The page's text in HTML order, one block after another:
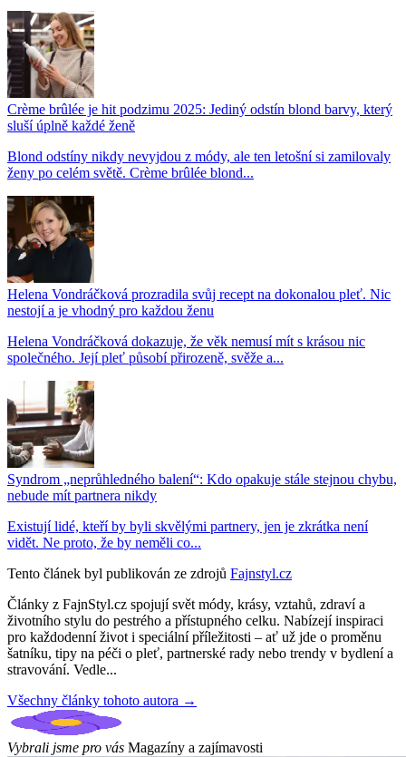
Crème brûlée je hit podzimu 2025: Jediný odstín blond barvy, který
sluší úplně každé ženě
Blond odstíny nikdy nevyjdou z módy, ale ten letošní si zamilovaly
ženy po celém světě. Crème brûlée blond...
Helena Vondráčková prozradila svůj recept na dokonalou pleť. Nic
nestojí a je vhodný pro každou ženu
Helena Vondráčková dokazuje, že věk nemusí mít s krásou nic
společného. Její pleť působí přirozeně, svěže a...
Syndrom „neprůhledného balení“: Kdo opakuje stále stejnou chybu,
nebude mít partnera nikdy
Existují lidé, kteří by byli skvělými partnery, jen je zkrátka není
vidět. Ne proto, že by neměli co...
Tento článek byl publikován ze zdrojů Fajnstyl.cz
Články z FajnStyl.cz spojují svět módy, krásy, vztahů, zdraví a
životního stylu do pestrého a přístupného celku. Nabízejí inspiraci
pro každodenní život i speciální příležitosti – ať už jde o proměnu
šatníku, tipy na péči o pleť, partnerské rady nebo trendy v bydlení a
stravování. Vedle...
Všechny články tohoto autora →
Vybrali jsme pro vás Magazíny a zajímavosti